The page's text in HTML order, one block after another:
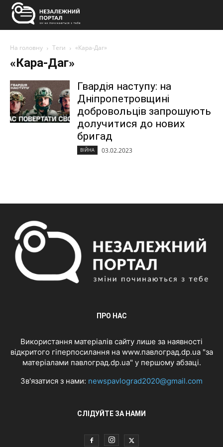
На головну Теги «Кара-Даг»
«Кара-Даг»
Гвардія наступу: на
Дніпропетровщині
добровольців запрошують
долучитися до нових
бригад
ВІЙНА 03.02.2023
ПРО НАС
Використання матеріалів сайту лише за наявності
відкритого гіперпосилання на www.павлоград.dp.ua "за
матеріалами павлоград.dp.ua" у першому абзаці.
Зв'язатися з нами: newspavlograd2020@gmail.com
СЛІДУЙТЕ ЗА НАМИ